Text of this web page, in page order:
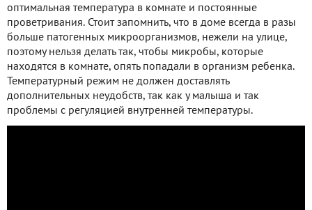
оптимальная температура в комнате и постоянные
проветривания. Стоит запомнить, что в доме всегда в разы
больше патогенных микроорганизмов, нежели на улице,
поэтому нельзя делать так, чтобы микробы, которые
находятся в комнате, опять попадали в организм ребенка.
Температурный режим не должен доставлять
дополнительных неудобств, так как у малыша и так
проблемы с регуляцией внутренней температуры.